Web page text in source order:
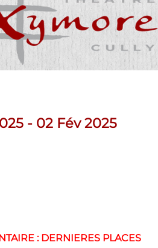
- 02 Fév 2025
: DERNIERES PLACES